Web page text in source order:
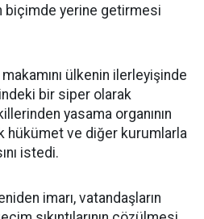
biçimde yerine getirmesi
ülkenin ilerleyişinde
bir siper olarak
yasama organının
hükümet ve diğer kurumlarla
istedi.
imarı, vatandaşların